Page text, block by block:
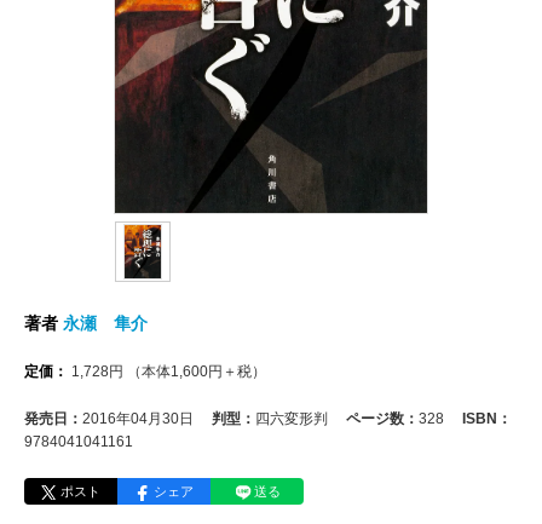
著者 永瀬 隼介
定価： 1,728円 （本体1,600円＋税）
発売日： 2016年04月30日 判型： 四六変形判 ページ数： 328
ISBN：
9784041041161
ポスト シェア 送る